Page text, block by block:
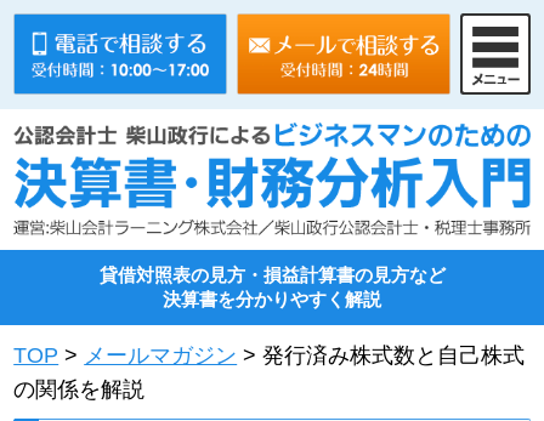
貸借対照表の見方・損益計算書の見方など
決算書を分かりやすく解説
TOP > メールマガジン > 発行済み株式数と自己株式
の関係を解説